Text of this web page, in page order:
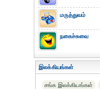
மருத்துவம்
நகைச்சுவை
இலக்கியங்கள்
சங்க இலக்கியங்கள்